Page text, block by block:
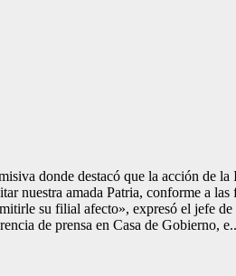
donde destacó que la acción de
amada Patria, conforme a
su filial afecto», expresó el jefe
de prensa en Casa de Gobierno,